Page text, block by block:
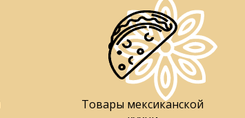
Товары мексиканской